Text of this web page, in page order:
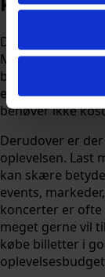
Det er let at tro,
Men det passer
besøger naturen
er gratis. En
behøver ikke
Derudover er
oplevelsen. Last
kan skære
events,
koncerter er ofte
meget gerne vil
købe billetter i